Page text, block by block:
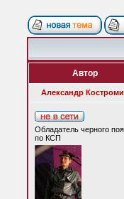
Автор
Александр
Обладатель черного
по КСП